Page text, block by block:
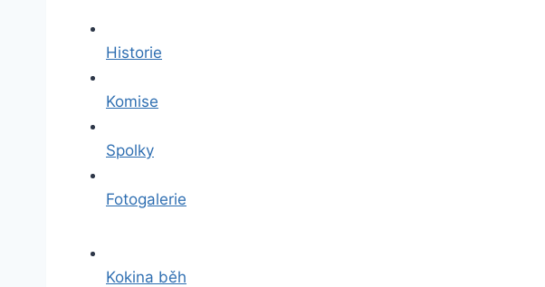
Historie
Komise
Spolky
Fotogalerie
Kokina běh